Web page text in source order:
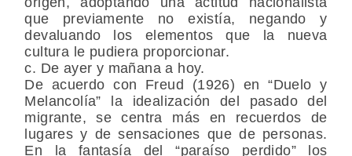
que previamente no existía, negando y
devaluando los elementos que la nueva
cultura le pudiera proporcionar.
c. De ayer y mañana a hoy.
De acuerdo con Freud (1926) en “Duelo y
Melancolía” la idealización del pasado del
migrante, se centra más en recuerdos de
lugares y de sensaciones que de personas.
En la fantasía del “paraíso perdido” los